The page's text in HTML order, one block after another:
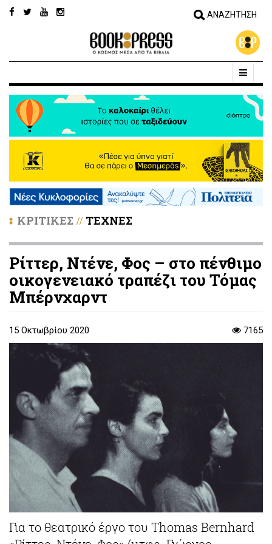
ΚΡΙΤΙΚΕΣ // ΤΕΧΝΕΣ
Ρίττερ, Ντένε, Φος – στο πένθιμο
οικογενειακό τραπέζι του Τόμας
Μπέρνχαρντ
15 Οκτωβρίου 2020 7165
Για το θεατρικό έργο του Thomas Bernhard